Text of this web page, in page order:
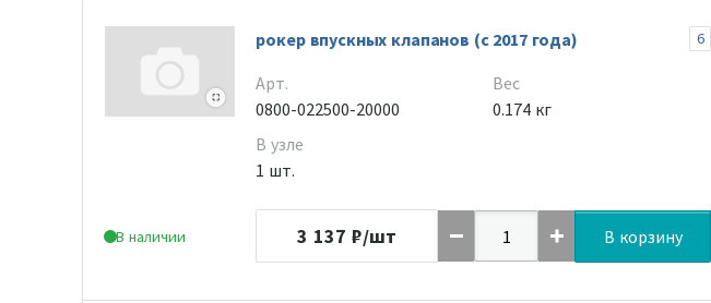
В наличии
рокер впускных клапанов (с 2017 года) 6
Арт.
0800-022500-20000
В узле
1 шт.
Вес
0.174 кг
3 137 ₽/шт В корзину